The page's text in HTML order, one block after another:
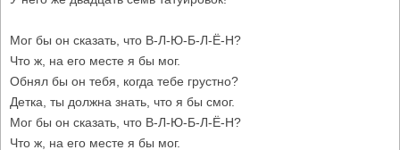
Мог бы он сказать, что В-Л-Ю-Б-Л-Ё-Н?
Что ж, на его месте я бы мог.
Обнял бы он тебя, когда тебе грустно?
Детка, ты должна знать, что я бы смог.
Мог бы он сказать, что В-Л-Ю-Б-Л-Ё-Н?
Что ж, на его месте я бы мог.